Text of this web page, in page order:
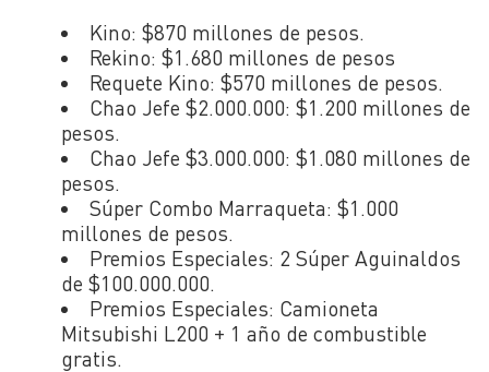
Kino: $870 millones de pesos.
Rekino: $1.680 millones de pesos
Requete Kino: $570 millones de pesos.
Chao Jefe $2.000.000: $1.200 millones de
pesos.
Chao Jefe $3.000.000: $1.080 millones de
pesos.
Súper Combo Marraqueta: $1.000
millones de pesos.
Premios Especiales: 2 Súper Aguinaldos
de $100.000.000.
Premios Especiales: Camioneta
Mitsubishi L200 + 1 año de combustible
gratis.